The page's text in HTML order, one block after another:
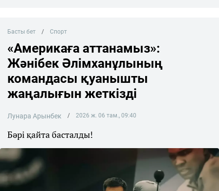
Басты бет Спорт
«Америкаға аттанамыз»:
Жәнібек Әлімханұлының
командасы қуанышты
жаңалығын жеткізді
Лунара Арынбек 2026 ж. 06 там., 09:40
Бәрі қайта басталды!